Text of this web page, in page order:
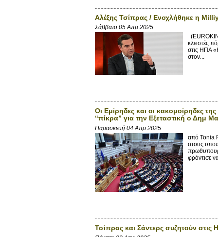
Αλέξης Τσίπρας / Ενοχλήθηκε η
Σάββατο 05 Απρ 2025
κλειστές
στις ΗΠΑ
στον...
Οι Εμίρηδες και οι κακομοίρηδες
“πίκρα” για την Εξεταστική ο Δημ
Παρασκευή 04 Απρ 2025
από Tonia
στους
φρόντισε
Τσίπρας και Σάντερς συζητούν στις